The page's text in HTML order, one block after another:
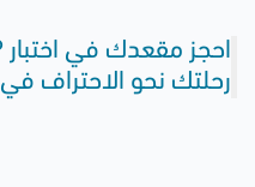
رحلتك نحو الاحتراف في